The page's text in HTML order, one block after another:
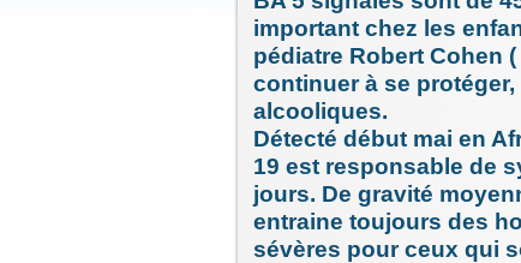
important chez les
pédiatre Robert Cohen
continuer à se
alcooliques.
Détecté début mai en
19 est responsable de
jours. De gravité
entraine toujours des
sévères pour ceux qui